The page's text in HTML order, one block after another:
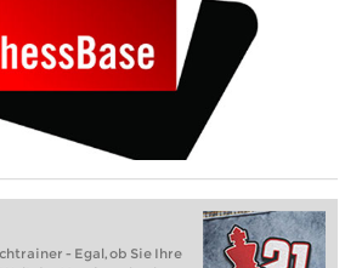
- Egal, ob Sie Ihre